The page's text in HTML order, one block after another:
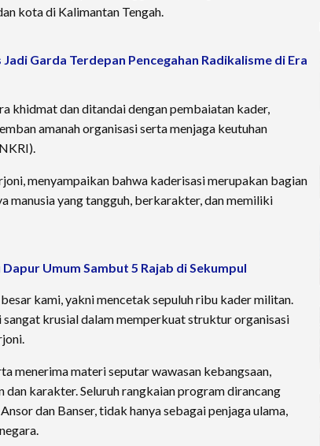
kota di Kalimantan Tengah.
Garda Terdepan Pencegahan Radikalisme di Era
khidmat dan ditandai dengan pembaiatan kader,
amanah organisasi serta menjaga keutuhan
menyampaikan bahwa kaderisasi merupakan bagian
manusia yang tangguh, berkarakter, dan memiliki
Umum Sambut 5 Rajab di Sekumpul
kami, yakni mencetak sepuluh ribu kader militan.
krusial dalam memperkuat struktur organisasi
menerima materi seputar wawasan kebangsaan,
karakter. Seluruh rangkaian program dirancang
dan Banser, tidak hanya sebagai penjaga ulama,